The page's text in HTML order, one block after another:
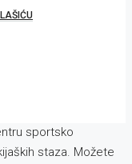
sportsko
staza. Možete